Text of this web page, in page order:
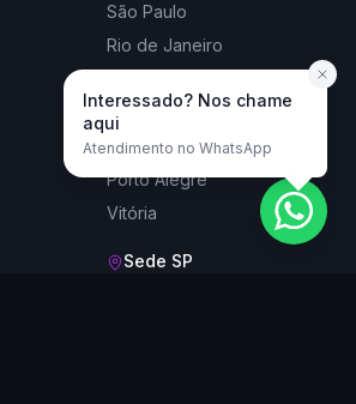
Interessado? Nos chame
aqui
Atendimento no WhatsApp
São Paulo
Rio de Janeiro
Curitiba
Florianópolis
Porto Alegre
Vitória
Sede SP